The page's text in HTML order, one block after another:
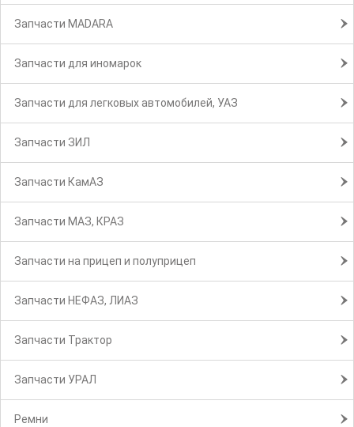
Запчасти MADARA
Запчасти для иномарок
Запчасти для легковых автомобилей, УАЗ
Запчасти ЗИЛ
Запчасти КамАЗ
Запчасти МАЗ, КРАЗ
Запчасти на прицеп и полуприцеп
Запчасти НЕФАЗ, ЛИАЗ
Запчасти Трактор
Запчасти УРАЛ
Ремни